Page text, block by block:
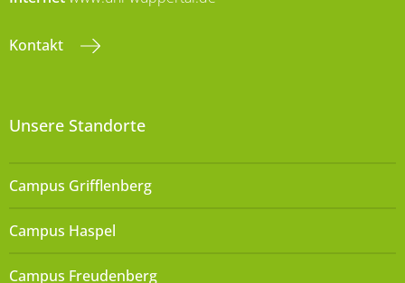
Kontakt
Unsere Standorte
Campus Grifflenberg
Campus Haspel
Campus Freudenberg